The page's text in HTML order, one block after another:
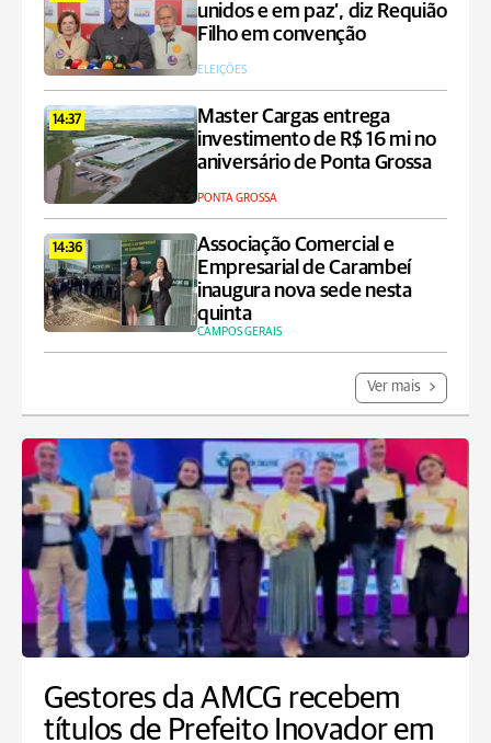
unidos e em paz’, diz Requião
Filho em convenção
ELEIÇÕES
14:37
Master Cargas entrega
investimento de R$ 16 mi no
aniversário de Ponta Grossa
PONTA GROSSA
14:36
Associação Comercial e
Empresarial de Carambeí
inaugura nova sede nesta
quinta
CAMPOS GERAIS
Ver mais
Gestores da AMCG recebem
títulos de Prefeito Inovador em